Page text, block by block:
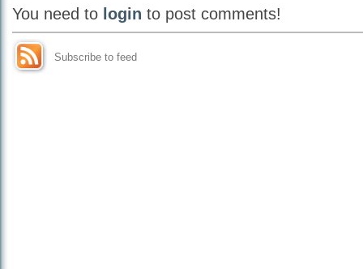
You need to login to post comments!
Subscribe to feed